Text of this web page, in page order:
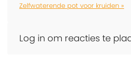
Zelfwaterende pot voor kruiden »
Log in om reacties te